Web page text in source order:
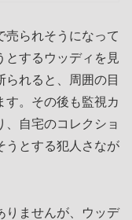
売られそうになって
とするウッディを見
れると、周囲の目
す。その後も監視カ
、自宅のコレクショ
うとする犯人さなが
りませんが、ウッデ